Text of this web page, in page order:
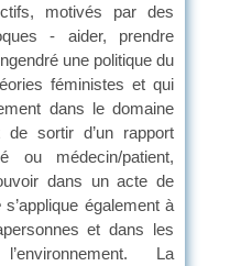
motivés par des
- aider, prendre
une politique du
féministes et qui
dans le domaine
de sortir d’un rapport
ou médecin/patient,
dans un acte de
s’applique également à
et dans les
La